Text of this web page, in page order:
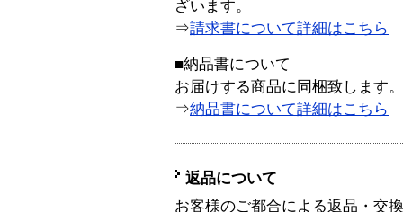
ざいます。
⇒請求書について詳細はこちら
■納品書について
お届けする商品に同梱致します。
⇒納品書について詳細はこちら
返品について
お客様のご都合による返品・交